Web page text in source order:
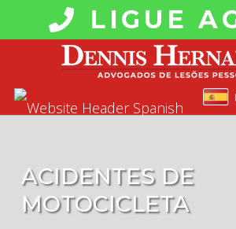
LIGUE
ACIDENTES DE
MOTOCICLETA